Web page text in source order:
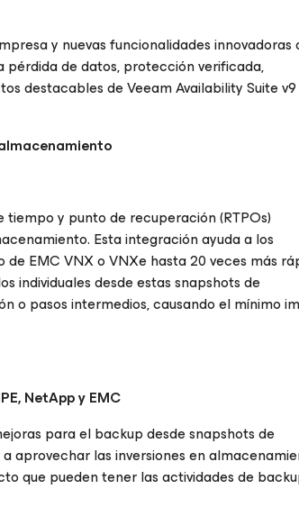
y nuevas funcionalidades innovadoras
de datos, protección verificada,
destacables de Veeam Availability Suite v9
y punto de recuperación (RTPOs)
Esta integración ayuda a los
EMC VNX o VNXe hasta 20 veces más
individuales desde estas snapshots de
o pasos intermedios, causando el mínimo
NetApp y EMC
para el backup desde snapshots de
aprovechar las inversiones en
que pueden tener las actividades de